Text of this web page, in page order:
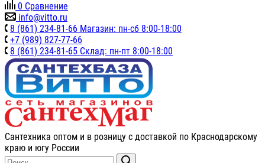
0 Сравнение
info@vitto.ru
8 (861) 234-81-66 Магазин: пн-сб 8:00-18:00
+7 (989) 827-77-66
8 (861) 234-81-65 Склад: пн-пт 8:00-18:00
Сантехника оптом и в розницу с доставкой по Краснодарскому
краю и югу России